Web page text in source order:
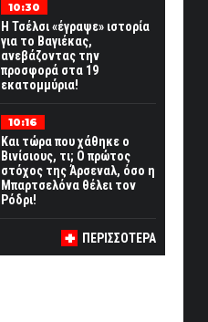
10:30
Η Τσέλσι «έγραψε» ιστορία
για το Βαγιέκας,
ανεβάζοντας την
προσφορά στα 19
εκατομμύρια!
10:16
Και τώρα που χάθηκε ο
Βινίσιους, τι; Ο πρώτος
στόχος της Άρσεναλ, όσο η
Μπαρτσελόνα θέλει τον
Ρόδρι!
ΠΕΡΙΣΣΟΤΕΡΑ